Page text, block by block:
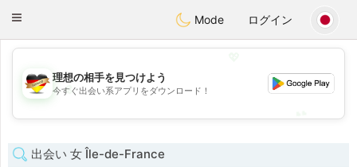
Deutsch Dating
Toggle
Mode ログイン
💖
💕
理想の相手を見つけよう
今すぐ出会い系アプリをダウンロード！
出会い 女 Île-de-France